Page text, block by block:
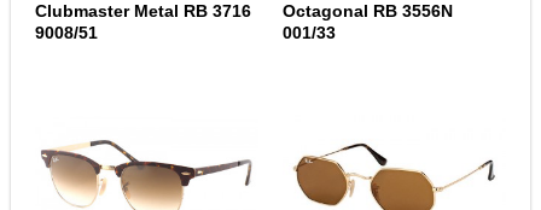
Clubmaster Metal RB 3716
9008/51
Octagonal RB 3556N
001/33